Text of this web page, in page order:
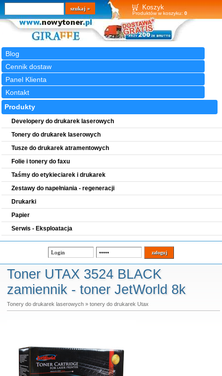
Koszyk
Produktów w koszyku: 0
Blog
Cennik dostaw
Panel Klienta
Kontakt
Wyszukiwarka
szukaj
Produkty
Developery do drukarek laserowych
Tonery do drukarek laserowych
Tusze do drukarek atramentowych
Folie i tonery do faxu
Taśmy do etykieciarek i drukarek
Zestawy do napełniania - regeneracji
Drukarki
Papier
Serwis - Eksploatacja
Toner UTAX 3524 BLACK
zamiennik - toner JetWorld 8k
Tonery do drukarek laserowych» tonery do drukarek Utax